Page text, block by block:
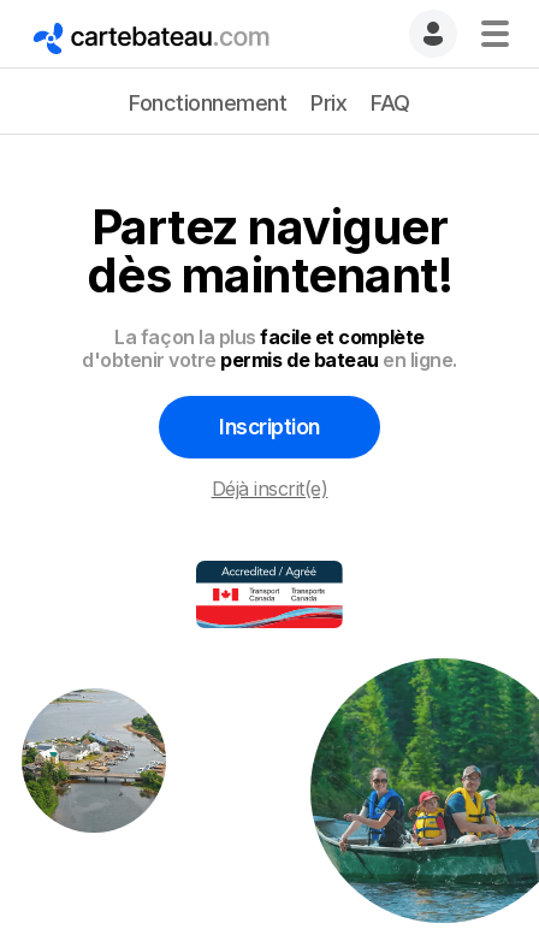
Fonctionnement Prix FAQ
Partez naviguer
dès maintenant!
La façon la plusfacile et complète
d'obtenir votre permis de bateau en ligne.
Inscription
Déjà inscrit(e)